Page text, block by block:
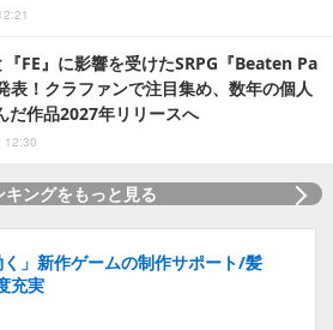
『FE』に影響を受けたSRPG『Beaten Pa
表！クラファンで注目集め、数年の個人
だ作品2027年リリースへ
12:30
キングをもっと見る
く」新作ゲームの制作サポート/髪
充実